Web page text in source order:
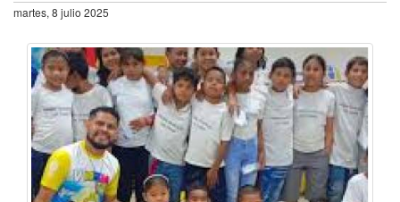
martes, 8 julio 2025